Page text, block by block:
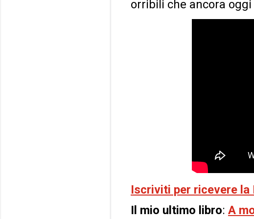
orribili che ancora
Iscriviti per ricevere la
Il mio ultimo libro: A